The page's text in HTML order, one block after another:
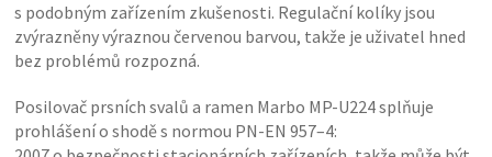
s podobným zařízením zkušenosti. Regulační kolíky jsou
zvýrazněny výraznou červenou barvou, takže je uživatel hned
bez problémů rozpozná.
Posilovač prsních svalů a ramen Marbo MP-U224 splňuje
prohlášení o shodě s normou PN-EN 957–4: